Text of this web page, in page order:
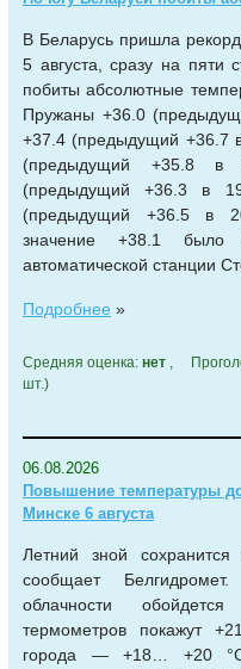
В Беларусь пришла
5 августа, сразу на пяти
побиты абсолютные
Пружаны +36.0
+37.4 (предыдущий +36.7
(предыдущий +35.8 в
(предыдущий +36.3 в
(предыдущий +36.5 в
значение +38.1 было
автоматической станции
Подробнее »
Средняя оценка: нет ,
шт.)
06.08.2026
Повышение температуры
Минске 6 августа
Летний зной
сообщает
облачности
термометров покажут
города — +18… +20